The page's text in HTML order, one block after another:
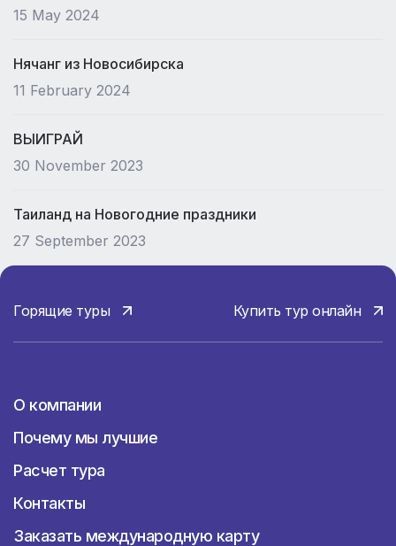
15 May 2024
Нячанг из Новосибирска
11 February 2024
ВЫИГРАЙ
30 November 2023
Таиланд на Новогодние праздники
27 September 2023
Горящие туры Купить тур онлайн
О компании
Почему мы лучшие
Расчет тура
Контакты
Заказать международную карту